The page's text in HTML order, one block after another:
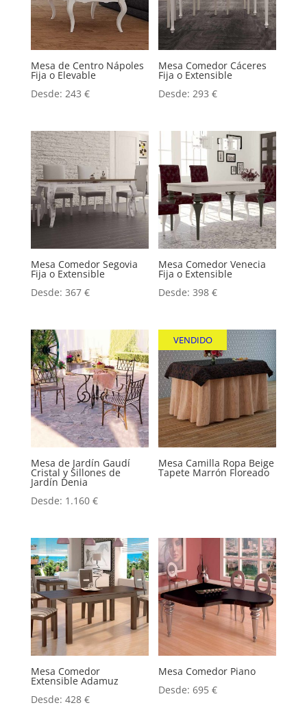
Mesa de Centro Nápoles
Fija o Elevable
Desde: 243 €
Mesa Comedor Cáceres
Fija o Extensible
Desde: 293€
Mesa Comedor Segovia
Fija o Extensible
Desde: 367 €
Mesa Comedor Venecia
Fija o Extensible
Desde:398€
Mesa de Jardín Gaudí
Cristal y Sillones de
Jardín Denia
Desde: 1.160 €
VENDIDO
Mesa Camilla Ropa Beige
Tapete Marrón Floreado
Mesa Comedor
Extensible Adamuz
Desde: 428 €
Mesa Comedor Piano
Desde:695€